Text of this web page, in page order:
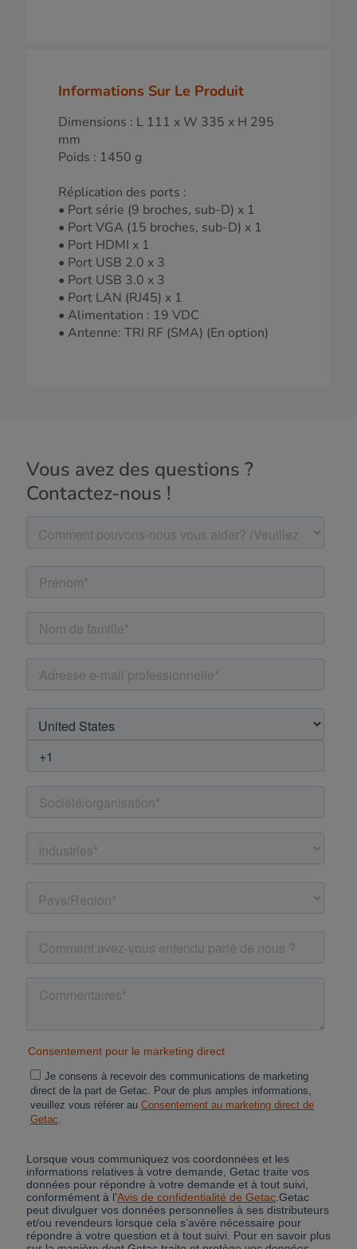
Informations Sur Le Produit
Dimensions : L 111 x W 335 x H 295
mm
Poids : 1450 g
Réplication des ports :
• Port série (9 broches, sub-D) x 1
• Port VGA (15 broches, sub-D) x 1
• Port HDMI x 1
• Port USB 2.0 x 3
• Port USB 3.0 x 3
• Port LAN (RJ45) x 1
• Alimentation : 19 VDC
• Antenne: TRI RF (SMA) (En option)
Vous avez des questions ?
Contactez-nous !